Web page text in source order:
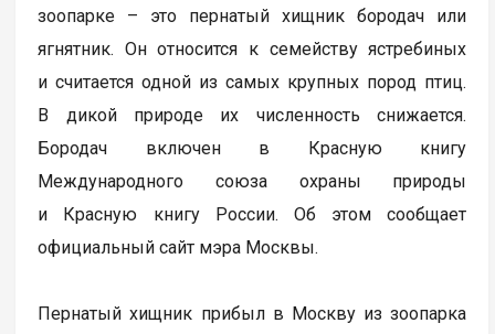
зоопарке – это пернатый хищник бородач или
ягнятник. Он относится к семейству ястребиных
и считается одной из самых крупных пород птиц.
В дикой природе их численность снижается.
Бородач включен в Красную книгу
Международного союза охраны природы
и Красную книгу России. Об этом сообщает
официальный сайт мэра Москвы.
Пернатый хищник прибыл в Москву из зоопарка